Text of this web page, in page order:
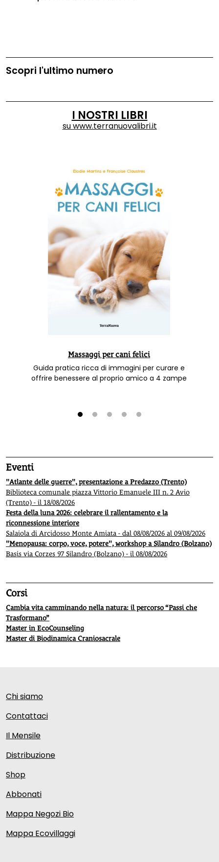
Scopri l'ultimo numero
I NOSTRI LIBRI
suwww.terranuovalibri.it
Massaggi per cani felici
Guida pratica ricca di immagini per curare e
offrire benessere al proprio amico a 4 zampe
Eventi
"Atlante delle guerre", presentazione a Predazzo (Trento)
Biblioteca comunale piazza Vittorio Emanuele III n. 2 Avio
(Trento) - il 18/08/2026
Festa della luna 2026: celebrare il rallentamento e la
riconnessione interiore
Salaiola di Arcidosso Monte Amiata - dal 08/08/2026 al 09/08/2026
"Menopausa: corpo, voce, potere", workshop a Silandro (Bolzano)
Basis via Corzes 97 Silandro (Bolzano) - il 08/08/2026
Corsi
Cambia vita camminando nella natura: il percorso “Passi che
Trasformano”
Master in EcoCounseling
Master di Biodinamica Craniosacrale
Chi siamo
Contattaci
Il Mensile
Distribuzione
Shop
Abbonati
Mappa Negozi Bio
Mappa Ecovillaggi